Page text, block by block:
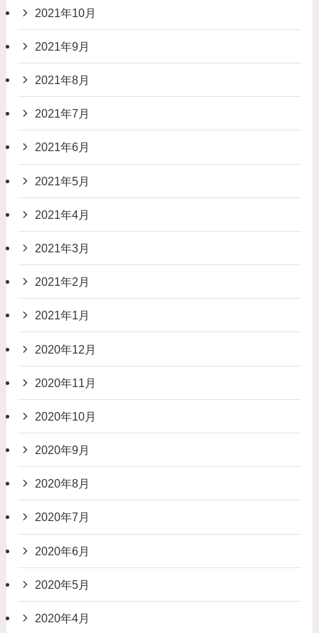
2021年10月
2021年9月
2021年8月
2021年7月
2021年6月
2021年5月
2021年4月
2021年3月
2021年2月
2021年1月
2020年12月
2020年11月
2020年10月
2020年9月
2020年8月
2020年7月
2020年6月
2020年5月
2020年4月